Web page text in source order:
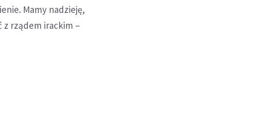
Mamy nadzieję,
z rządem irackim –